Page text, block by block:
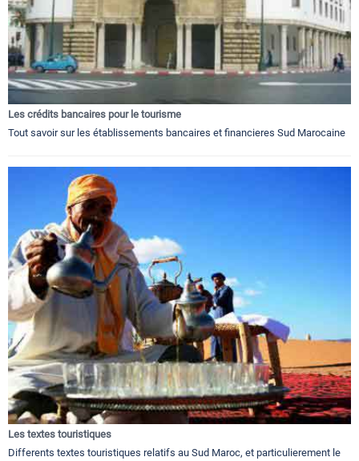
Les crédits bancaires pour le tourisme
Tout savoir sur les établissements bancaires et financieres Sud Marocaine
Les textes touristiques
Differents textes touristiques relatifs au Sud Maroc, et particulierement le